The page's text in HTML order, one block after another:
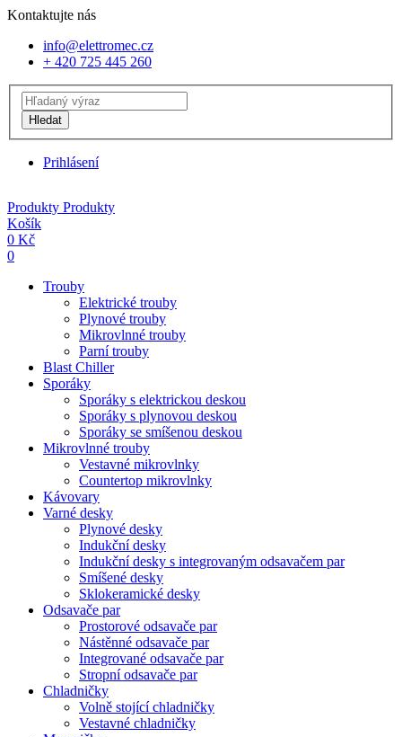
Kontaktujte nás
info@elettromec.cz
+ 420 725 445 260
Hledat
Prihlásení
Produkty Produkty
Košík
0 Kč
0
Trouby
Elektrické trouby
Plynové trouby
Mikrovlnné trouby
Parní trouby
Blast Chiller
Sporáky
Sporáky s elektrickou deskou
Sporáky s plynovou deskou
Sporáky se smíšenou deskou
Mikrovlnné trouby
Vestavné mikrovlnky
Countertop mikrovlnky
Kávovary
Varné desky
Plynové desky
Indukční desky
Indukční desky s integrovaným odsavačem par
Smíšené desky
Sklokeramické desky
Odsavače par
Prostorové odsavače par
Nástěnné odsavače par
Integrované odsavače par
Stropní odsavače par
Chladničky
Volně stojící chladničky
Vestavné chladničky